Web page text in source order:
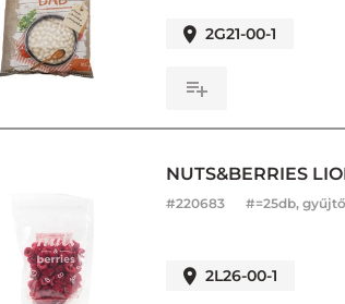
2G21-00-1
NUTS&BERRIES
#220683 #=25db,
2L26-00-1